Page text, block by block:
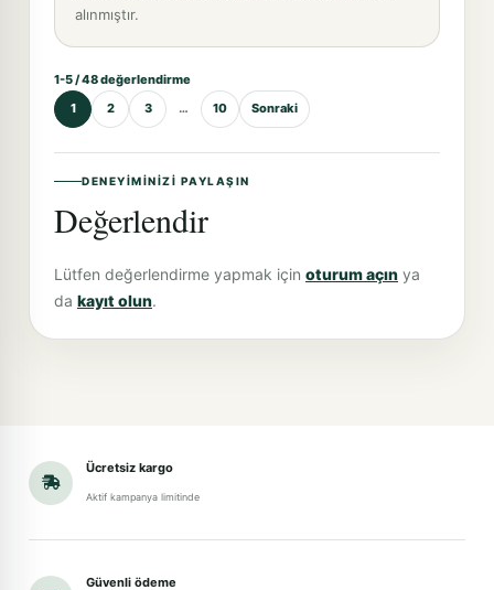
alınmıştır.
1-5 / 48 değerlendirme
1
2 3 … 10 Sonraki
DENEYIMINIZI PAYLAŞIN
Değerlendir
Lütfen değerlendirme yapmak için oturum açın ya
da kayıt olun.
Ücretsiz kargo
Aktif kampanya limitinde
Güvenli ödeme